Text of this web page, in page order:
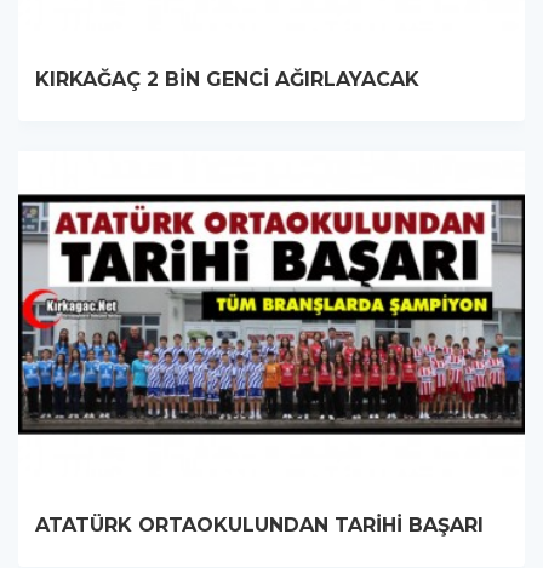
KIRKAĞAÇ 2 BİN GENCİ AĞIRLAYACAK
ATATÜRK ORTAOKULUNDAN TARİHİ BAŞARI